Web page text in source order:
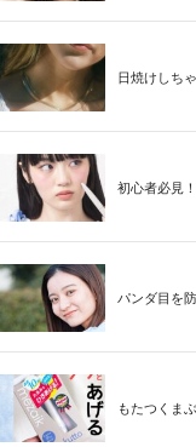
日焼けしち
初心者必見
パンダ目を
もたつくま